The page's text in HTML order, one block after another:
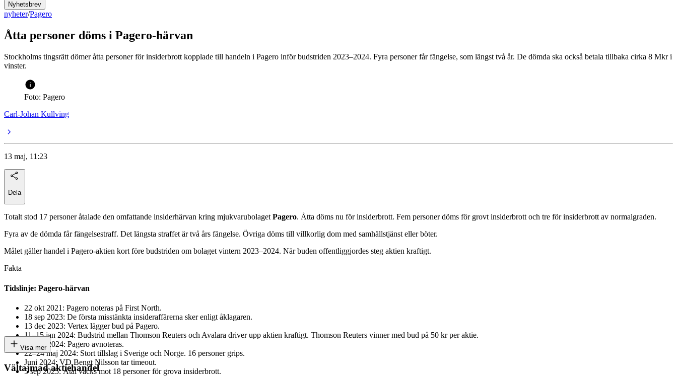
Nyhetsbrev
nyheter/Pagero
Åtta personer döms i Pagero-härvan
Stockholms tingsrätt dömer åtta personer för insiderbrott kopplade till handeln i Pagero inför budstriden 2023–2024. Fyra personer får fängelse, som längst två år. De dömda ska också betala tillbaka cirka 8 Mkr i
vinster.
Foto: Pagero
Carl-Johan Kullving
13 maj, 11:23
Dela
Totalt stod 17 personer åtalade den omfattande insiderhärvan kring mjukvarubolagetPagero. Åtta döms nu för insiderbrott. Fem personer döms för grovt insiderbrott och tre för insiderbrott av normalgraden.
Fyra av de dömda får fängelsestraff. Det längsta straffet är två års fängelse. Övriga döms till villkorlig dom med samhällstjänst eller böter.
Målet gäller handel i Pagero-aktien kort före budstriden om bolaget vintern 2023–2024. När buden offentliggjordes steg aktien kraftigt.
Fakta
Tidslinje: Pagero-härvan
22 okt 2021: Pagero noteras på First North.
18 sep 2023: De första misstänkta insideraffärerna sker enligt åklagaren.
13 dec 2023: Vertex lägger bud på Pagero.
11–15 jan 2024: Budstrid mellan Thomson Reuters och Avalara driver upp aktien kraftigt. Thomson Reuters vinner med bud på 50 kr per aktie.
8 mars 2024: Pagero avnoteras.
22–24 maj 2024: Stort tillslag i Sverige och Norge. 16 personer grips.
Juni 2024: VD Bengt Nilsson tar timeout.
5 sep 2025: Åtal väcks mot 18 personer för grova insiderbrott.
Visa mer
Vältajmad aktiehandel